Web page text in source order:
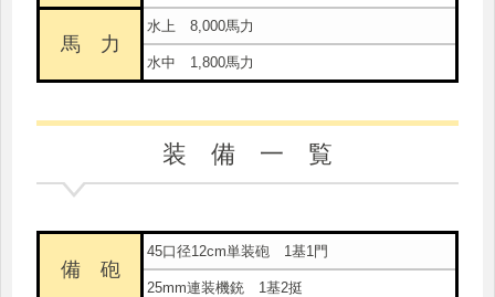
馬 力
水上 8,000馬力
水中 1,800馬力
装 備 一 覧
備 砲
45口径12cm単装砲 1基1門
25mm連装機銃 1基2挺